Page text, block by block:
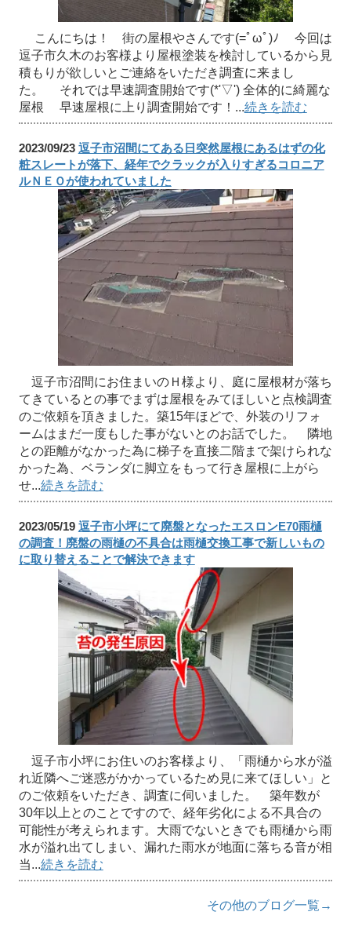
こんにちは！ 街の屋根やさんです(=ﾟωﾟ)ﾉ 今回は
逗子市久木のお客様より屋根塗装を検討しているから見
積もりが欲しいとご連絡をいただき調査に来まし
た。 それでは早速調査開始です(*'▽') 全体的に綺麗な
屋根 早速屋根に上り調査開始です！...続きを読む
2023/09/23 逗子市沼間にてある日突然屋根にあるはずの化
粧スレートが落下、経年でクラックが入りすぎるコロニア
ルＮＥＯが使われていました
逗子市沼間にお住まいのＨ様より、庭に屋根材が落ち
てきているとの事でまずは屋根をみてほしいと点検調査
のご依頼を頂きました。築15年ほどで、外装のリフォ
ームはまだ一度もした事がないとのお話でした。 隣地
との距離がなかった為に梯子を直接二階まで架けられな
かった為、ベランダに脚立をもって行き屋根に上がら
せ...続きを読む
2023/05/19 逗子市小坪にて廃盤となったエスロンE70雨樋
の調査！廃盤の雨樋の不具合は雨樋交換工事で新しいもの
に取り替えることで解決できます
逗子市小坪にお住いのお客様より、「雨樋から水が溢
れ近隣へご迷惑がかかっているため見に来てほしい」と
のご依頼をいただき、調査に伺いました。 築年数が
30年以上とのことですので、経年劣化による不具合の
可能性が考えられます。大雨でないときでも雨樋から雨
水が溢れ出てしまい、漏れた雨水が地面に落ちる音が相
当...続きを読む
その他のブログ一覧→